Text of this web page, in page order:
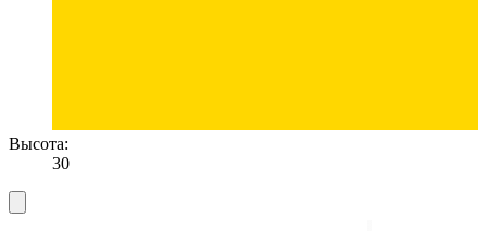
Высота:
30